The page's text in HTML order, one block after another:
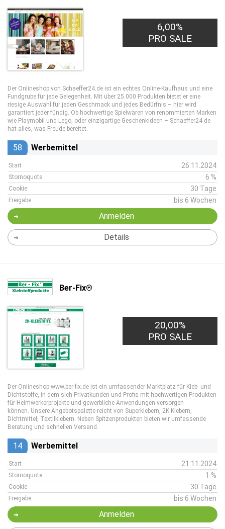
6,00%
PRO SALE
Der Onlineshop von Schaeffer24.de ist ein echtes Online-Kaufhaus und eine
Fundgrube für jede Gelegenheit. Mit über 25.000 Produkten bietet er eine
riesige Auswahl für jeden Geschmack und jedes Bedürfnis – hier wird
garantiert jeder fündig. Ob hochwertige Spielwaren von renommierten Marken
wie Playmobil und Lego, oder einzigartige Geschenkideen – Schaeffer24.de
hat alles, was Freude bereitet.
58 Werbemittel
Start 26.11.2024
Stornoquote 6 %
Cookie 30 Tage
Freigabe bis 6 Wochen
Anmelden
Details
Ber-Fix®
20,00%
PRO SALE
Der Onlineshop www.ber-fix.de ist ein umfassender Marktplatz für Kleb- und
Dichtstoffe, in dem sich Privatkunden und Profis mit hochwertigen Produkten
für Heimwerkerprojekte und gewerbliche Anwendungen versorgen
können. Unsere Angebotspalette reicht von Superklebern, 2K Klebern,
Dichtmittel, Textilklebern. Neben Spitzenprodukten bieten wir umfassende
Beratung und schnellen Versand.
14 Werbemittel
Start 21.11.2024
Stornoquote 1 %
Cookie 30 Tage
Freigabe bis 6 Wochen
Anmelden